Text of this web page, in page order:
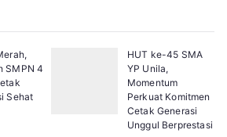
SMPN 4
Sehat
HUT ke-45 SMA
YP Unila,
Momentum
Perkuat Komitmen
Cetak Generasi
Unggul Berprestasi